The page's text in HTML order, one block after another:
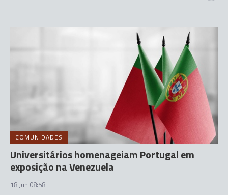
COMUNIDADES
Universitários homenageiam Portugal em
exposição na Venezuela
18 Jun 08:58